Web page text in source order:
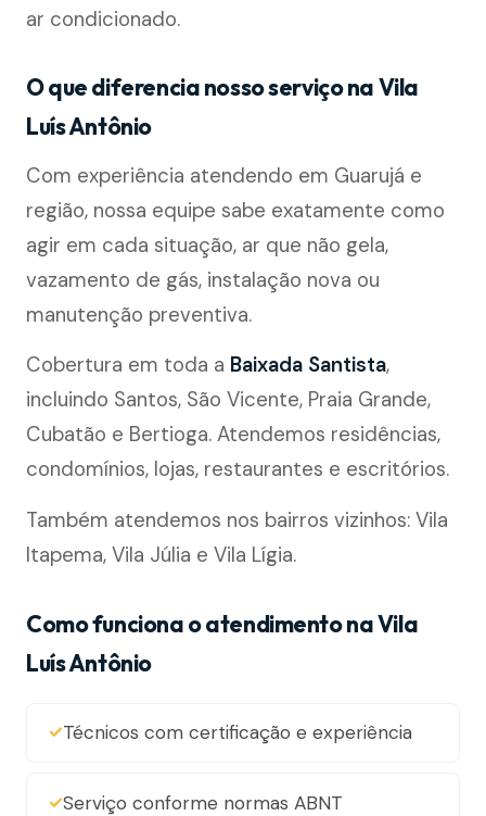
ar condicionado.
O que diferencia nosso serviço na Vila
Luís Antônio
Com experiência atendendo em Guarujá e
região, nossa equipe sabe exatamente como
agir em cada situação, ar que não gela,
vazamento de gás, instalação nova ou
manutenção preventiva.
Cobertura em toda a Baixada Santista,
incluindo Santos, São Vicente, Praia Grande,
Cubatão e Bertioga. Atendemos residências,
condomínios, lojas, restaurantes e escritórios.
Também atendemos nos bairros vizinhos: Vila
Itapema, Vila Júlia e Vila Lígia.
Como funciona o atendimento na Vila
Luís Antônio
Técnicos com certificação e experiência
Serviço conforme normas ABNT